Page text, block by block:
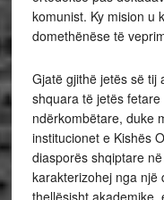
komunist. Ky mision u
domethënëse të
Gjatë gjithë jetës së tij
shquara të jetës
ndërkombëtare, duke
institucionet e Kishës
diasporës shqiptare
karakterizohej nga një
thellësisht akademike,